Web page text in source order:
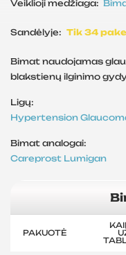
Veiklioji medžiaga:
Sandėlyje: Tik 34
Bimat naudojamas
blakstienų ilginimo
Ligų:
Hypertension
Bimat analogai:
Careprost Lumigan
PAKUOTĖ